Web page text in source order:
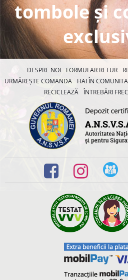
tombole și
DESPRE NOI FORMULAR RETUR
URMĂREȘTE COMANDA
HAI ÎN
RECICLEAZĂ ÎNTREBĂRI